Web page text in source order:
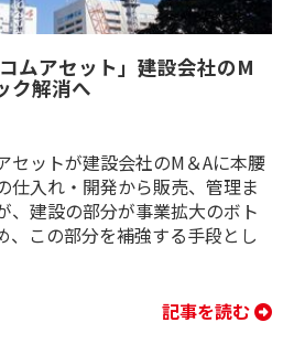
ムアセット」建設会社のM
ク解消へ
セットが建設会社のM＆Aに本腰
仕入れ・開発から販売、管理ま
、建設の部分が事業拡大のボト
、この部分を補強する手段とし
記事を読む